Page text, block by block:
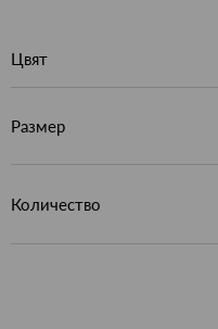
Цвят
Размер
Количество